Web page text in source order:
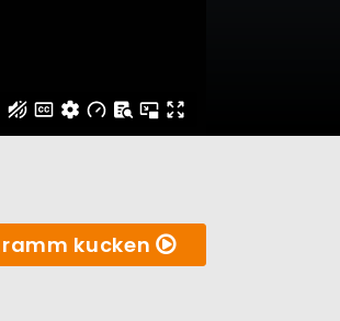
kucken